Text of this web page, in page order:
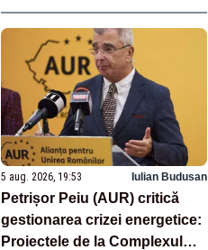
5 aug. 2026, 19:53 Iulian Budusan
Petrișor Peiu (AUR) critică
gestionarea crizei energetice:
Proiectele de la Complexul